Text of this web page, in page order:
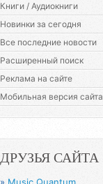
Книги / Аудиокниги
Новинки за сегодня
Все последние новости
Расширенный поиск
Реклама на сайте
Мобильная версия сайта
ДРУЗЬЯ САЙТА